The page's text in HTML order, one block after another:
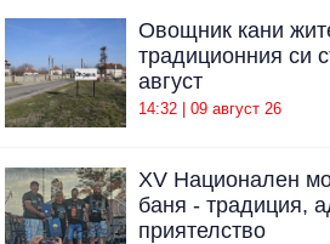
Овощник кани
традиционния си
август
14:32 | 09 август 26
XV Национален
баня - традиция,
приятелство